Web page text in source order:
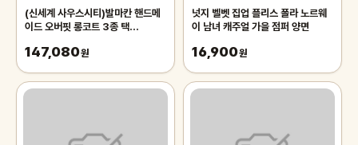
(신세계 사우스시티)발마칸 핸드메
이드 오버핏 롱코트 3종 택
147,080원
넛지 벨벳 집업 플리스 폴라 노르웨
이 남녀 캐주얼 가을 점퍼 양면
16,900원